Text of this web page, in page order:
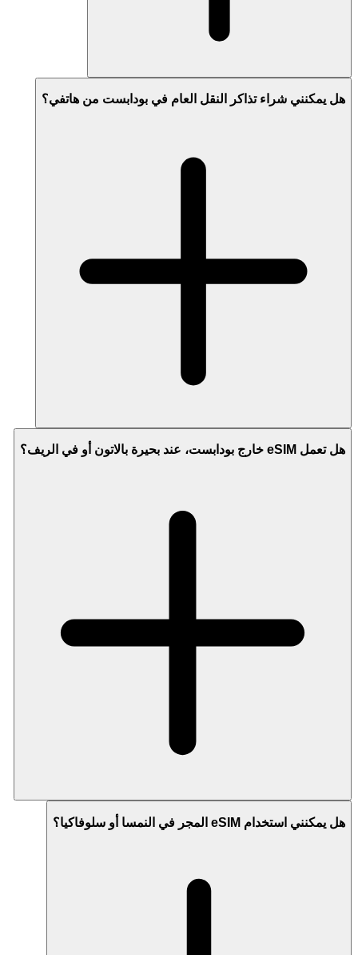
هل يمكنني شراء تذاكر النقل العام في بودابست من هاتفي؟
هل تعمل eSIM خارج بودابست، عند بحيرة بالاتون أو في الريف؟
هل يمكنني استخدام eSIM المجر في النمسا أو سلوفاكيا؟